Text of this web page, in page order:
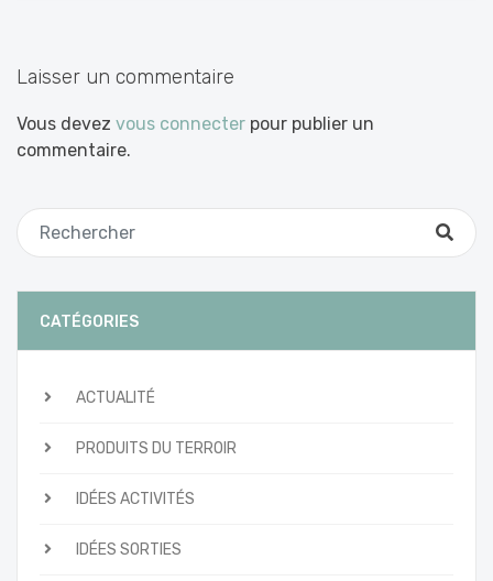
Laisser un commentaire
Vous devez vous connecter pour publier un
commentaire.
CATÉGORIES
ACTUALITÉ
PRODUITS DU TERROIR
IDÉES ACTIVITÉS
IDÉES SORTIES